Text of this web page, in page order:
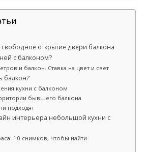
свободное открытие двери балкона
с балконом?
и балкон. Ставка на цвет и свет
балкон?
кухни с балконом
бывшего балкона
подходят
интерьера небольшой кухни с
10 снимков, чтобы найти